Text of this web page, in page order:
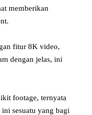
memberikan
fitur 8K video,
dengan jelas, ini
footage, ternyata
sesuatu yang bagi